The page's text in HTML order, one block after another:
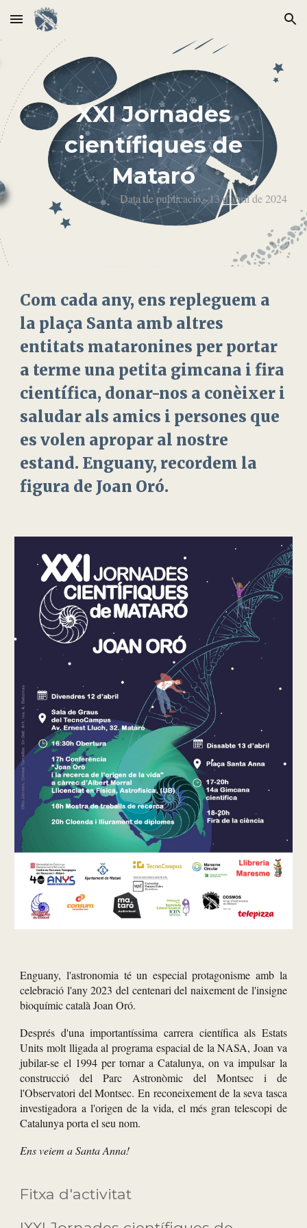
Skip to main content Skip to navigation
XXI Jornades
científiques de
Mataró
Data de publicació ,13d'abril de 2024
Com cada any, ens repleguem a
la plaça Santa amb altres
entitats mataronines per portar
a terme una petita gimcana i fira
científica, donar-nos a conèixer i
saludar als amics i persones que
es volen apropar al nostre
estand. Enguany, recordem la
figura de Joan Oró.
Enguany, l'astronomia té un especial protagonisme amb la
celebració l'any 2023 del centenari del naixement de l'insigne
bioquímic català Joan Oró.
Després d'una importantíssima carrera científica als Estats
Units molt lligada al programa espacial de la NASA, Joan va
jubilar-se el 1994 per tornar a Catalunya, on va impulsar la
construcció del Parc Astronòmic del Montsec i de
l'Observatori del Montsec. En reconeixement de la seva tasca
investigadora a l'origen de la vida, el més gran telescopi de
Catalunya porta el seu nom.
Ens veiem a Santa Anna!
Fitxa d'activitat